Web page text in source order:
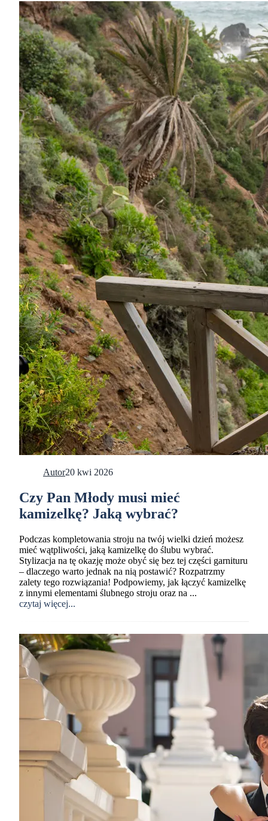
Autor20 kwi 2026
Czy Pan Młody musi mieć
kamizelkę? Jaką wybrać?
Podczas kompletowania stroju na twój wielki dzień możesz
mieć wątpliwości, jaką kamizelkę do ślubu wybrać.
Stylizacja na tę okazję może obyć się bez tej części garnituru
– dlaczego warto jednak na nią postawić? Rozpatrzmy
zalety tego rozwiązania! Podpowiemy, jak łączyć kamizelkę
z innymi elementami ślubnego stroju oraz na ...
czytaj więcej...